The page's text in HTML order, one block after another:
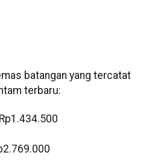
batangan yang tercatat
terbaru: